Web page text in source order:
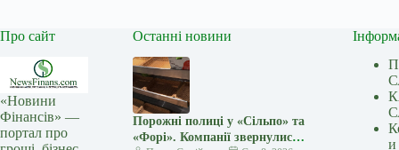
Про сайт
«Новини
Фінансів» —
портал про
Останні новини
Порожні полиці у «Сільпо» та
«Форі». Компанії звернулися
и